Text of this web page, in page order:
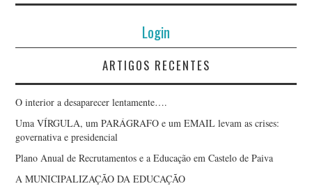
Login
ARTIGOS RECENTES
O interior a desaparecer lentamente….
Uma VÍRGULA, um PARÁGRAFO e um EMAIL levam as crises:
governativa e presidencial
Plano Anual de Recrutamentos e a Educação em Castelo de Paiva
A MUNICIPALIZAÇÃO DA EDUCAÇÃO